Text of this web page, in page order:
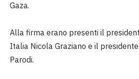
Gaza.
Alla firma erano presenti il
Italia Nicola Graziano e il
Parodi.